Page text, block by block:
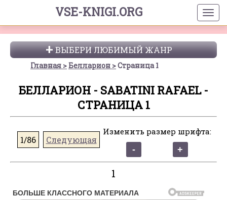
VSE-KNIGI.ORG
ВЫБЕРИ ЛЮБИМЫЙ ЖАНР
Главная Белларион Страница 1
БЕЛЛАРИОН - SABATINI RAFAEL -
СТРАНИЦА 1
1/86 Следующая
Изменить размер шрифта:
1